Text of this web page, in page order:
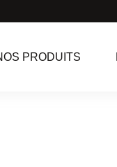
PRODUITS